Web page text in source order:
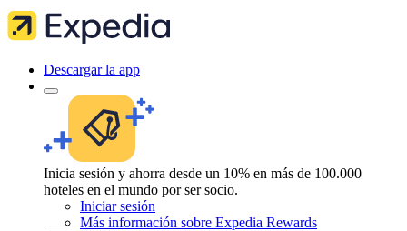
Descargar la app
Inicia sesión y ahorra desde un 10% en más de 100.000
hoteles en el mundo por ser socio.
Iniciar sesión
Más información sobre Expedia Rewards